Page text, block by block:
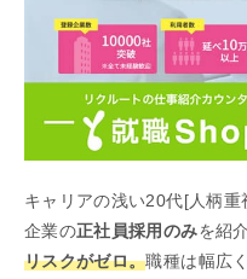
キャリアの浅い20代[人柄
企業の正社員採用のみを紹
リスクがゼロ。職種は幅広く